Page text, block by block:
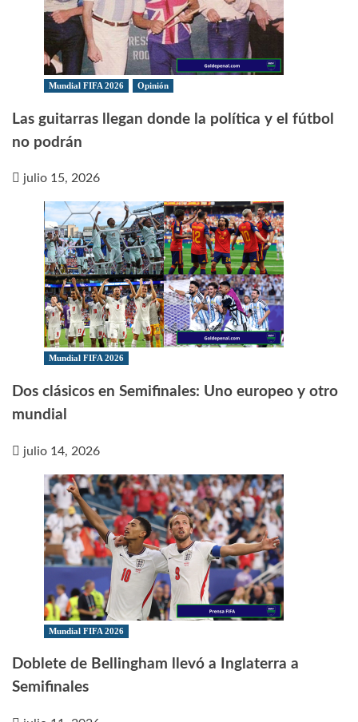
Mundial FIFA 2026 Opinión
Las guitarras llegan donde la política y el fútbol
no podrán
julio 15, 2026
Mundial FIFA 2026
Dos clásicos en Semifinales: Uno europeo y otro
mundial
julio 14, 2026
Mundial FIFA 2026
Doblete de Bellingham llevó a Inglaterra a
Semifinales